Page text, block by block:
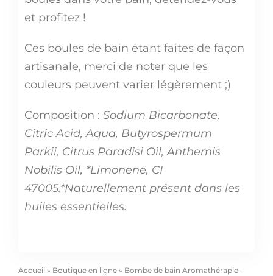
et profitez !
Ces boules de bain étant faites de façon
artisanale, merci de noter que les
couleurs peuvent varier légèrement ;)
Composition : Sodium Bicarbonate,
Citric Acid, Aqua, Butyrospermum
Parkii, Citrus Paradisi Oil, Anthemis
Nobilis Oil, *Limonene, CI
47005.*Naturellement présent dans les
huiles essentielles.
Accueil » Boutique en ligne» Bombe de bain Aromathérapie –